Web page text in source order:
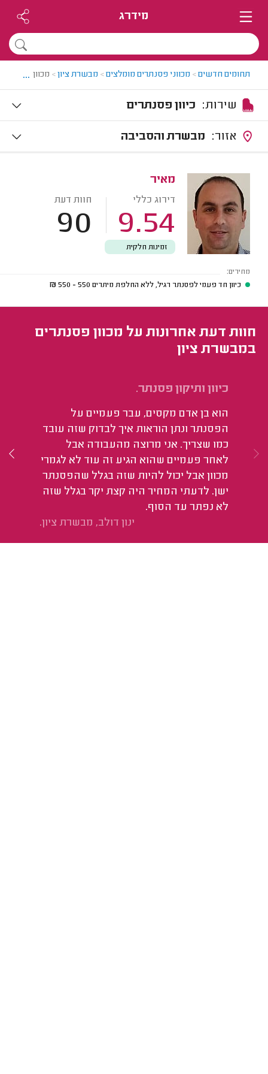
מידרג
תחומים חדשים> מכווני פסנתרים מומלצים> מבשרת ציון> מכוון...
כיוון פסנתרים
מבשרת והסביבה
מאיר
דירוג כללי
9.54
חוות דעת
90
זמינות חלקית
מחירים:
כיוון חד פעמי לפסנתר רגיל, ללא החלפת מיתרים 550 - 550
₪
חוות דעת אחרונות על מכוון פסנתרים
במבשרת ציון
כיוון ותיקון פסנתר.
הוא בן אדם מקסים, עבר פעמיים על
הפסנתר ונתן הוראות איך לבדוק שזה עובד
כמו שצריך. אני מרוצה מהעבודה אבל
לאחר פעמיים שהוא הגיע זה עוד לא לגמרי
מכוון אבל יכול להיות שזה בגלל שהפסנתר
ישן. לדעתי המחיר היה קצת יקר בגלל שזה
לא נפתר עד הסוף.
ינון דולב, מבשרת ציון.